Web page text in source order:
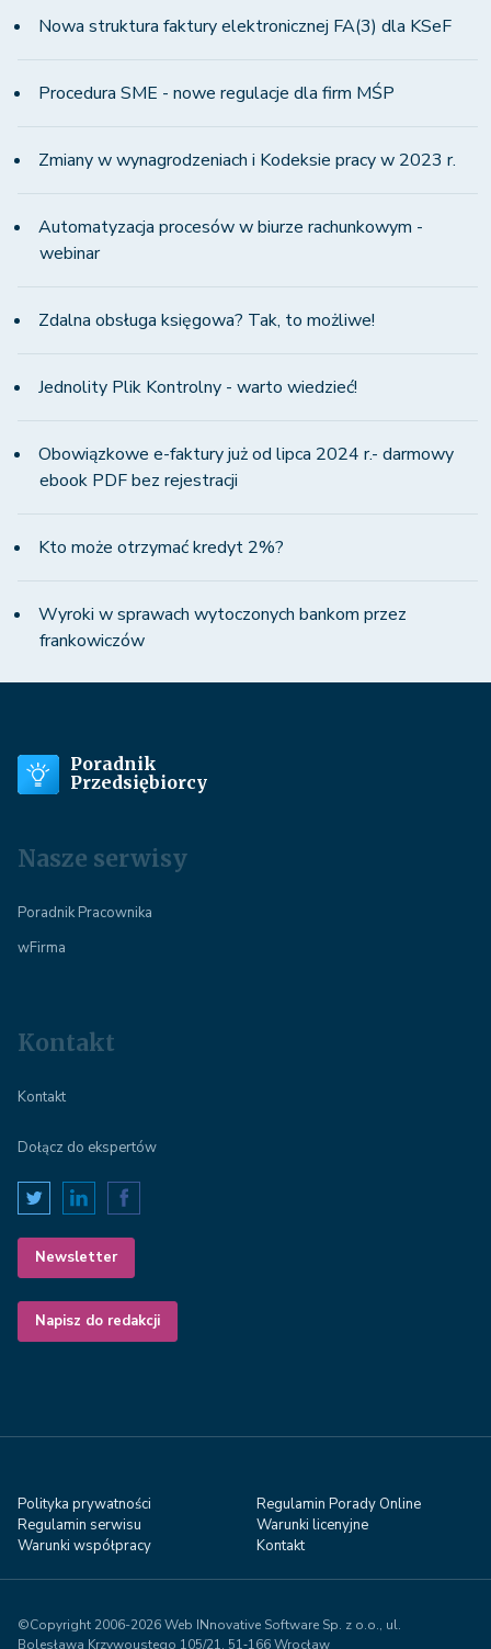
Nowa struktura faktury elektronicznej FA(3) dla KSeF
Procedura SME - nowe regulacje dla firm MŚP
Zmiany w wynagrodzeniach i Kodeksie pracy w 2023 r.
Automatyzacja procesów w biurze rachunkowym -
webinar
Zdalna obsługa księgowa? Tak, to możliwe!
Jednolity Plik Kontrolny - warto wiedzieć!
Obowiązkowe e-faktury już od lipca 2024 r.- darmowy
ebook PDF bez rejestracji
Kto może otrzymać kredyt 2%?
Wyroki w sprawach wytoczonych bankom przez
frankowiczów
Poradnik
Przedsiębiorcy
Nasze serwisy
Poradnik Pracownika
wFirma
Kontakt
Kontakt
Dołącz do ekspertów
Newsletter
Napisz do redakcji
Polityka prywatności
Regulamin Porady Online
Regulamin serwisu
Warunki licenyjne
Warunki współpracy
Kontakt
©Copyright 2006-2026 Web INnovative Software Sp. z o.o., ul.
Bolesława Krzywoustego 105/21, 51‑166 Wrocław